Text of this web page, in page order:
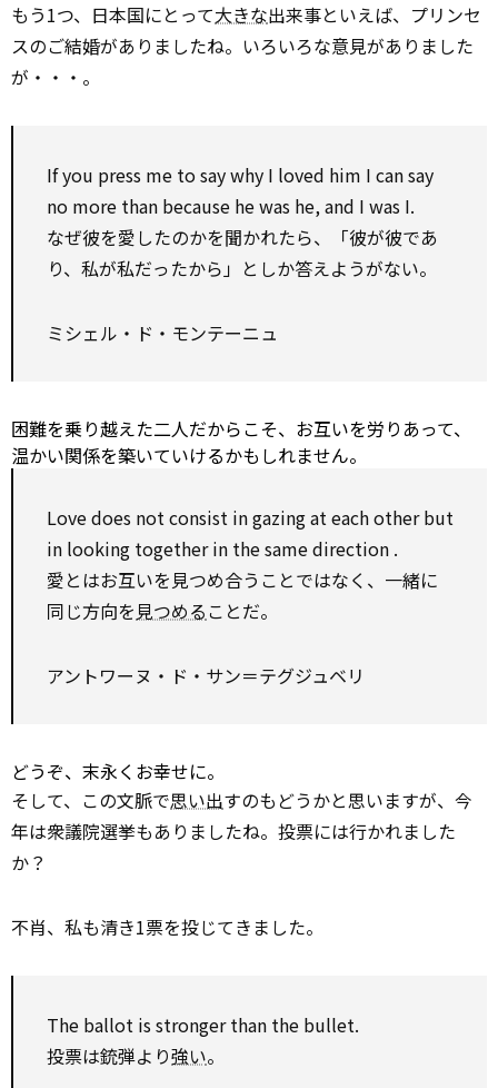
もう1つ、日本国にとって大きな出来事といえば、プリンセ
スのご結婚がありましたね。いろいろな意見がありました
が・・・。
If you press me tosay why I loved him I can say
no more than because he was he, and I was I.
なぜ彼を愛したのかを聞かれたら、「彼が彼であ
り、私が私だったから」としか答えようがない。
ミシェル・ド・モンテーニュ
困難を乗り越えた二人だからこそ、お互いを労りあって、
温かい関係を築いていけるかもしれません。
Love does notconsist in gazing ateach otherbut
in looking together in the samedirection .
愛とはお互いを見つめ合うことではなく、一緒に
同じ方向を見つめることだ。
アントワーヌ・ド・サン＝テグジュベリ
どうぞ、末永くお幸せに。
そして、この文脈で思い出すのもどうかと思いますが、今
年は衆議院選挙もありましたね。投票には行かれました
か？
不肖、私も清き1票を投じてきました。
The ballot is stronger than the bullet.
投票は銃弾より強い。